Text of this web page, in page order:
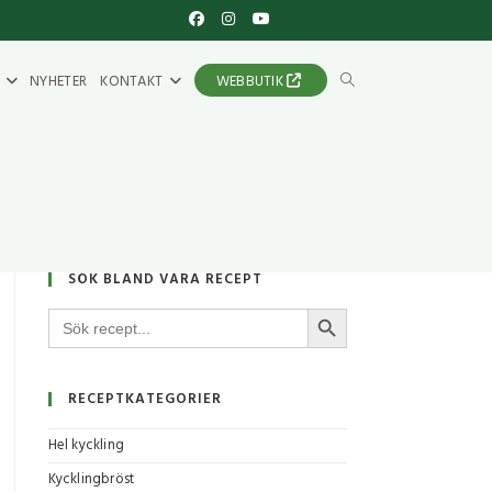
NYHETER KONTAKT WEBBUTIK
SÖK BLAND VÅRA RECEPT
Sök
efter:
SÖKKNAPP
RECEPTKATEGORIER
Hel kyckling
Kycklingbröst